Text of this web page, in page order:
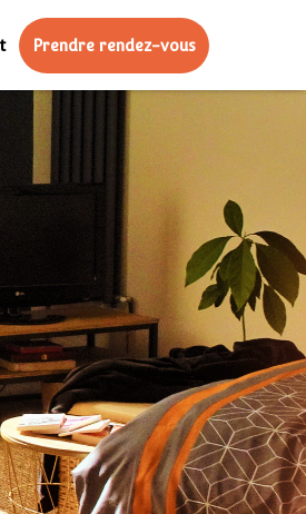
Prendre rendez-vous